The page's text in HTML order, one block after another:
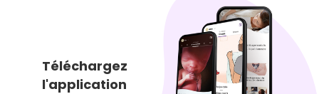
Téléchargez
l'application